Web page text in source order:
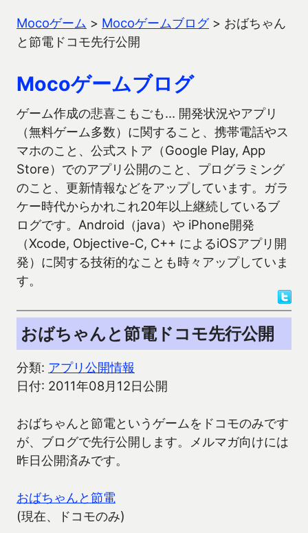
Mocoゲーム > Mocoゲームブログ> おばちゃん
と節電ドコモ先行公開
Mocoゲームブログ
ゲーム作成の悲喜こもごも… 開発状況やアプリ
（無料ゲーム多数）に関すること、携帯電話やス
マホのこと、公式ストア（Google Play, App
Store）でのアプリ公開のこと、プログラミング
のこと、更新情報などをアップしています。ガラ
ケー時代からかれこれ20年以上継続しているブ
ログです。Android（java）や iPhone開発
（Xcode, Objective-C, C++ によるiOSアプリ開
発）に関する技術的なことも時々アップしていま
す。
おばちゃんと節電ドコモ先行公開
分類: アプリ公開情報
日付: 2011年08月12日公開
おばちゃんと節電というゲームをドコモのみです
が、ブログで先行公開します。メルマガ向けには
昨日公開済みです。
おばちゃんと節電
(現在、ドコモのみ)